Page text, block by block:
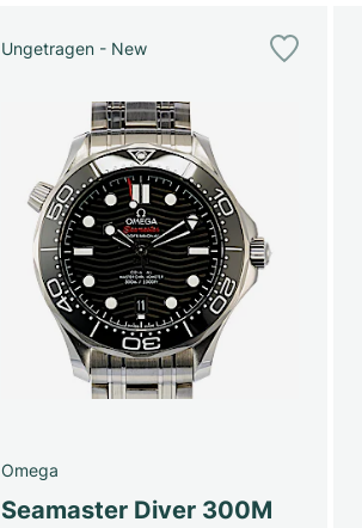
Ungetragen - New
Omega
Seamaster Diver 300M